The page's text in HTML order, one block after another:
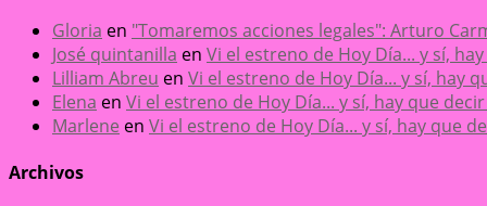
Gloria en "Tomaremos acciones legales": Arturo
José quintanilla en Vi el estreno de Hoy Día... y sí,
Lilliam Abreu en Vi el estreno de Hoy Día... y sí, hay
Elena en Vi el estreno de Hoy Día... y sí, hay que
Marlene en Vi el estreno de Hoy Día... y sí, hay que
Archivos